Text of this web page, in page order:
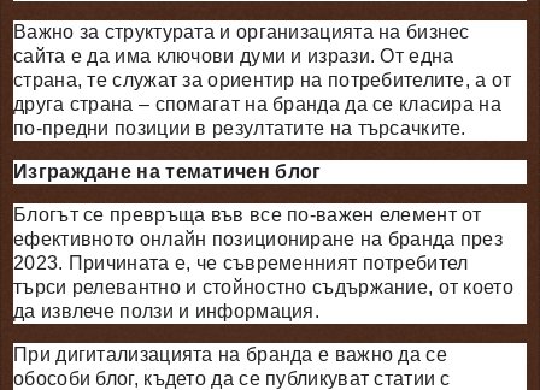
Важно за структурата и организацията на бизнес
сайта е да има ключови думи и изрази. От една
страна, те служат за ориентир на потребителите, а от
друга страна – спомагат на бранда да се класира на
по-предни позиции в резултатите на търсачките.
Изграждане на тематичен блог
Блогът се превръща във все по-важен елемент от
ефективното онлайн позициониране на бранда през
2023. Причината е, че съвременният потребител
търси релевантно и стойностно съдържание, от което
да извлече ползи и информация.
При дигитализацията на бранда е важно да се
обособи блог, където да се публикуват статии с